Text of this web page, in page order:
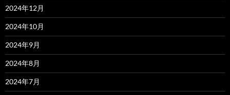
2024年12月
2024年10月
2024年9月
2024年8月
2024年7月